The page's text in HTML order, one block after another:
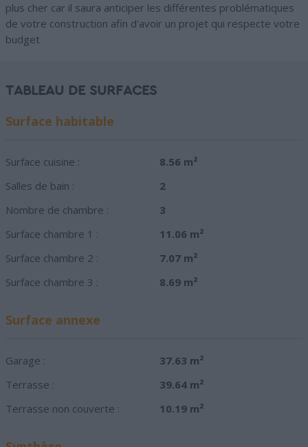
plus cher car il saura anticiper les différentes problématiques
de votre construction afin d'avoir un projet qui respecte votre
budget
TABLEAU DE SURFACES
Surface habitable
Surface cuisine :
8.56 m²
Salles de bain :
2
Nombre de chambre :
3
Surface chambre 1 :
11.06 m²
Surface chambre 2 :
7.07 m²
Surface chambre 3 :
8.69 m²
Surface annexe
Garage :
37.63 m²
Terrasse :
39.64 m²
Terrasse non couverte :
10.19 m²